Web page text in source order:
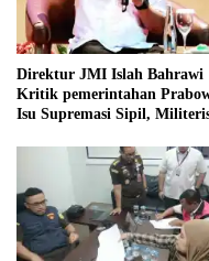
Direktur JMI Islah Bahrawi
Kritik pemerintahan
Isu Supremasi Sipil,